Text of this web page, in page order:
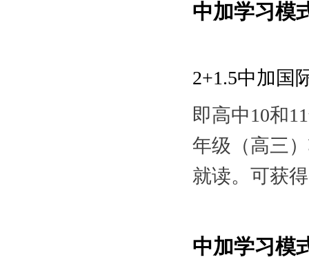
中加学习模
2+1.5中加国
即高中10和
年级（高三
就读。可获
中加学习模